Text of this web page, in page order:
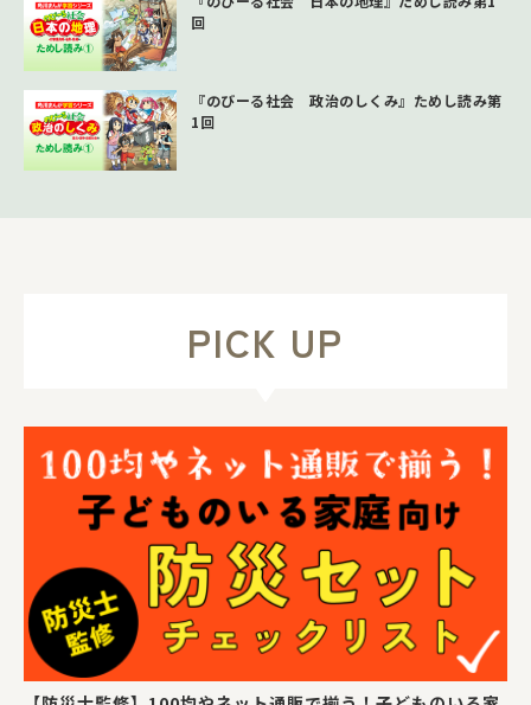
回
『のびーる社会 政治のしくみ』ためし読み第
1回
PICK UP